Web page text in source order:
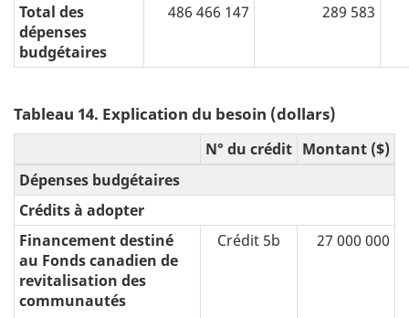
Total des
dépenses
budgétaires
486 466 147 289 583
Tableau 14. Explication du besoin (dollars)
N° du crédit Montant ($)
Dépenses budgétaires
Crédits à adopter
Financement destiné
au Fonds canadien de
revitalisation des
communautés
Crédit 5b 27 000 000